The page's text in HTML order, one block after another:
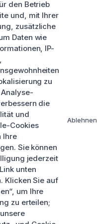
den Betrieb
und, mit Ihrer
zusätzliche
Daten wie
IP-
zu
die
und
Cookies
Ihre
Sie können
jederzeit
unten
Klicken Sie auf
um Ihre
zu erteilen;
Ablehnen